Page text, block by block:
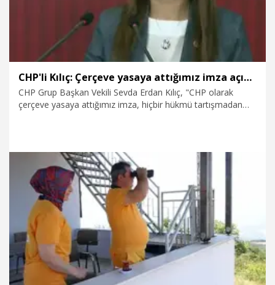
CHP'li Kılıç: Çerçeve yasaya attığımız imza açık bir çek değil, tarihi bir sorumluluktur
CHP Grup Başkan Vekili Sevda Erdan Kılıç, "CHP olarak
çerçeve yasaya attığımız imza, hiçbir hükmü tartışmadan
6.08.2026 Politika